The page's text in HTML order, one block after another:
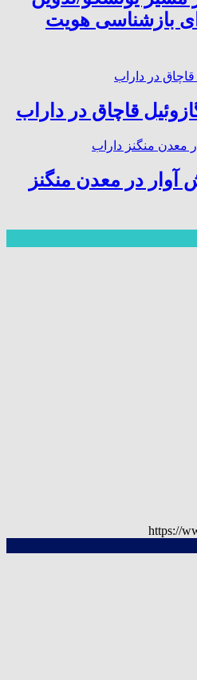
برای بازشناسی هویت
آوار در معدن منگنز
https://